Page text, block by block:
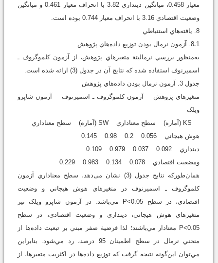
معيار 0.458، ميانگين دينداري 3.82 با انحراف معیار 0.461 و ميانگين
وضعيت اقتصادي 3.16 با انحراف معيار 0.744 بوده است.
8. يافته‌هاي استنباطي
1ـ8. آزمون نرمال بودن توزيع داده‌هاي پژوهش
به‌منظور بررسي نرماليتة متغيرهاي پژوهش، از آزمون کلموگروف ـ
اسميرنوف استفاده شده که نتايج آن در جدول (3) ارائه شده است.
جدول 3. آزمون نرمال بودن داده‌هاي پژوهش
متغيرهاي پژوهش آزمون کلموگروف ـ اسميرنوف آزمون شاپرو
ويلک
هوش هيجاني 0.056 0.2 0.98 0.145
دينداري 0.092 0.037 0.979 0.109
ومضعيت اقتصادي 0.078 0.134 0.983 0.229
همان‌طورکه نتايج جدول (3) نشان می‌دهد، سطح معناداري آزمون
کلموگروف ـ اسميرنوف در متغيرهاي هوش هيجاني و وضعيت
اقتصادي، در سطح 0.05>P مي‌باشد. در آزمون شاپرو ويلک نيز
متغيرهاي هوش هيجاني، دينداري و وضعيت اقتصادي، در سطح
0.05>P معنادار مي‌باشند؛ لذا فرضية صفر مبني بر تبعيت داده‌ها از
منحني نرمال در سطح اطمينان 95 درصد، رد مي‌شود. بنابراين
مي‌توان اين‌گونه نتيجه گرفت که توزيع داده‌ها در اکثريت متغيرها، از